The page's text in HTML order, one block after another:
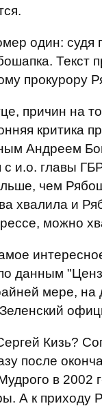
один: судя
Текст
прокурору
причин на
критика
Андреем
и.о. главы
чем
хвалила и
можно
данным
мере, на
Кизь?
после
в 2002
А к приходу